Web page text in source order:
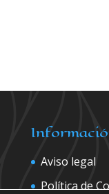
Aviso legal
Política de